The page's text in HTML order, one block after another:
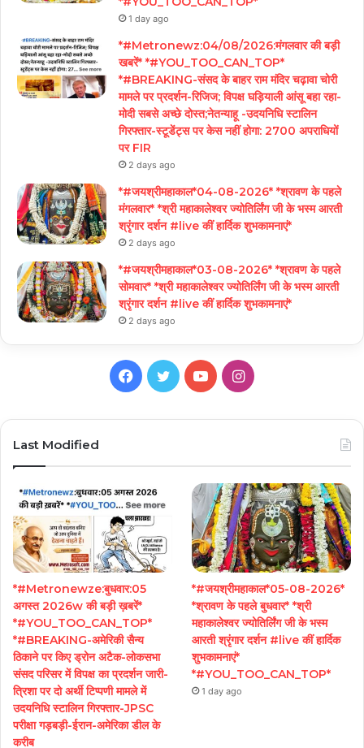
1 day ago
*#Metronewz:04/08/2026:मंगलवार की बड़ी
खबरें* *#YOU_TOO_CAN_TOP*
*#BREAKING-संसद के बाहर राम मंदिर चढ़ावा चोरी
मामले पर प्रदर्शन-रिजिज; विपक्ष घड़ियाली आंसू बहा रहा-
मोदी सबसे अच्छे दोस्त;नेतन्याहू -उदयनिधि स्टालिन
गिरफ्तार-स्टूडेंट्स पर केस नहीं होगा: 2700 अपराधियों
पर FIR
2 days ago
*#जयश्रीमहाकाल*04-08-2026* *श्रावण के पहले
मंगलवार* *श्री महाकालेश्वर ज्योतिर्लिंग जी के भस्म आरती
श्रृंगार दर्शन #live कीं हार्दिक शुभकामनाएं*
2 days ago
*#जयश्रीमहाकाल*03-08-2026* *श्रावण के पहले
सोमवार* *श्री महाकालेश्वर ज्योतिर्लिंग जी के भस्म आरती
श्रृंगार दर्शन #live कीं हार्दिक शुभकामनाएं*
2 days ago
Facebook
TwitterYouTubeInstagram
Last Modified
*#Metronewze:बुधवार:05
अगस्त 2026w की बड़ी ख़बरें*
*#YOU_TOO_CAN_TOP*
*#BREAKING-अमेरिकी सैन्य
ठिकाने पर किए ड्रोन अटैक-लोकसभा
संसद परिसर में विपक्ष का प्रदर्शन जारी-
त्रिशा पर दो अर्थी टिप्पणी मामले में
उदयनिधि स्टालिन गिरफ्तार-JPSC
परीक्षा गड़बड़ी-ईरान-अमेरिका डील के
करीब
*#जयश्रीमहाकाल*05-08-2026*
*श्रावण के पहले बुधवार* *श्री
महाकालेश्वर ज्योतिर्लिंग जी के भस्म
आरती श्रृंगार दर्शन #live कीं हार्दिक
शुभकामनाएं*
*#YOU_TOO_CAN_TOP*
1 day ago